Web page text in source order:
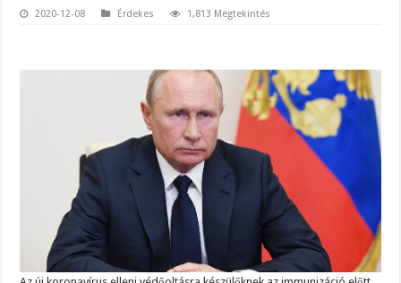
2020-12-08 Érdekes 1,813 Megtekintés